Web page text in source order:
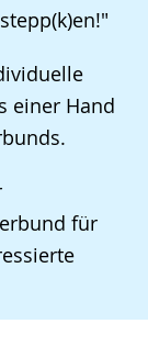
einer Hand
für